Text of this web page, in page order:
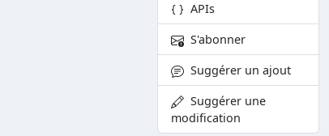
APIs
S'abonner
Suggérer un ajout
Suggérer une
modification